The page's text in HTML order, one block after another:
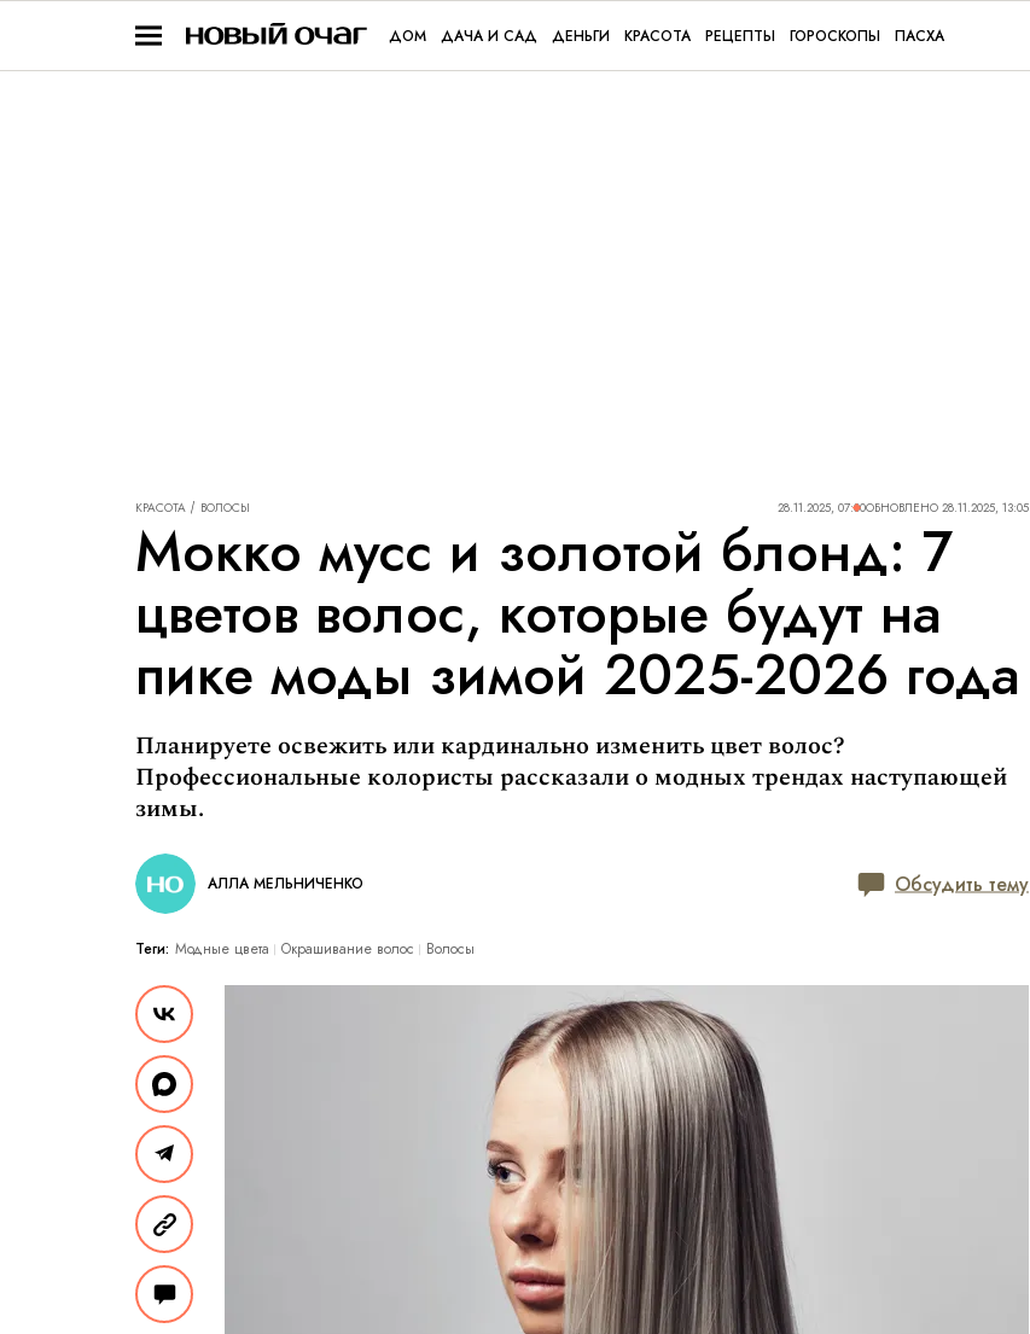
ДОМ ДАЧА И САД ДЕНЬГИ КРАСОТА РЕЦЕПТЫ ГОРОСКОПЫ ПАСХА
КРАСОТА ВОЛОСЫ 28.11.2025, 07:00ОБНОВЛЕНО 28.11.2025, 13:05
Мокко мусс и золотой блонд: 7
цветов волос, которые будут на
пике моды зимой 2025-2026 года
Планируете освежить или кардинально изменить цвет волос?
Профессиональные колористы рассказали о модных трендах наступающей
зимы.
АЛЛА МЕЛЬНИЧЕНКО Обсудить тему
Теги: Модные цвета Окрашивание волос Волосы